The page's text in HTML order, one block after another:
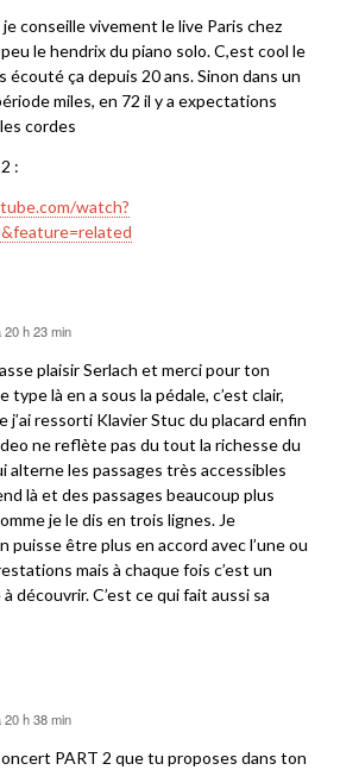
conseille vivement le live Paris chez
le hendrix du piano solo. C,est cool le
écouté ça depuis 20 ans. Sinon dans un
miles, en 72 il y a expectations
cordes
:
watch?
h 23 min
plaisir Serlach et merci pour ton
type là en a sous la pédale, c’est clair,
j’ai ressorti Klavier Stuc du placard enfin
ne reflète pas du tout la richesse du
alterne les passages très accessibles
là et des passages beaucoup plus
je le dis en trois lignes. Je
puisse être plus en accord avec l’une ou
mais à chaque fois c’est un
découvrir. C’est ce qui fait aussi sa
h 38 min
PART 2 que tu proposes dans ton